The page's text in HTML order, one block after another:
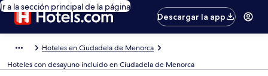
Ir a la sección principal de la página
Descargar la app
Hoteles en Ciudadela de Menorca
Hoteles con desayuno incluido en Ciudadela de Menorca